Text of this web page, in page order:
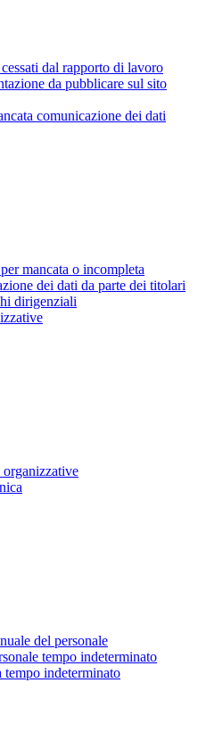
dal rapporto di lavoro
da pubblicare sul sito
comunicazione dei dati
mancata o incompleta
dei dati da parte dei titolari
dirigenziali
del personale
tempo indeterminato
tempo indeterminato